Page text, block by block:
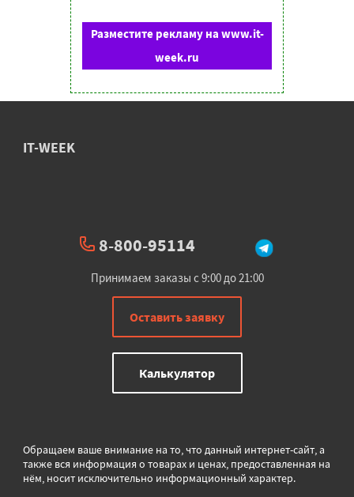
Разместите рекламу на www.it-
week.ru
IT-WEEK
8-800-95114
Принимаем заказы с 9:00 до 21:00
Оставить заявку
Калькулятор
Обращаем ваше внимание на то, что данный интернет-сайт, а
также вся информация о товарах и ценах, предоставленная на
нём, носит исключительно информационный характер.